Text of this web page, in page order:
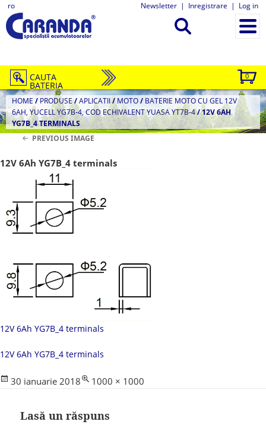
ro Newsletter | Inregistrare | Log in
0
CAUTA
BATERIA
HOME / PRODUSE/APLICATII/MOTO/ BATERIE MOTO CU GEL 12V
6AH, YUCELL YG7B-4, COD ECHIVALENT YUASA YT7B-4/12V 6AH
YG7B_4 TERMINALS
PREVIOUS IMAGE
12V 6Ah YG7B_4 terminals
12V 6Ah YG7B_4 terminals
12V 6Ah YG7B_4 terminals
Posted
30 ianuarie 2018
Full
1000 × 1000
Lasă un răspuns